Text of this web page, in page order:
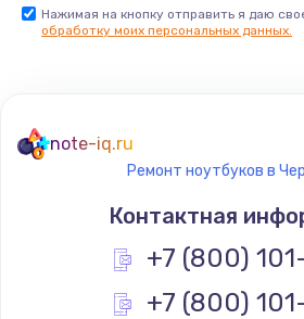
Нажимая на кнопку отправить я даю
обработку моих персональных данных.
note-iq.ru
Ремонт ноутбуков в
Контактная
+7 (800)
+7 (800)